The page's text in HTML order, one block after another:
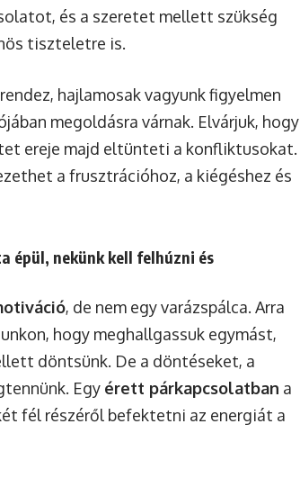
és a szeretet mellett szükség
tiszteletre is.
hajlamosak vagyunk figyelmen
megoldásra várnak. Elvárjuk, hogy
ereje majd eltünteti a konfliktusokat.
a frusztrációhoz, a kiégéshez és
épül, nekünk kell felhúzni és
, de nem egy varázspálca. Arra
hogy meghallgassuk egymást,
döntsünk. De a döntéseket, a
Egy érett párkapcsolatban a
fél részéről befektetni az energiát a